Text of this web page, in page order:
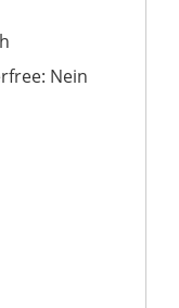
Nein